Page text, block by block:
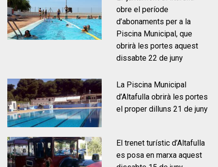
Portal del treballador
Empleats públics
Gestió econòmica
Ordenances fiscals
Normativa
Llar d'infants Francesc Blanch
Llar d'infants Hort de Pau
Proximitat
Habitatge
Esports
Participació
Comunitat energètica
Notícies
obre el període
d’abonaments per a la
Piscina Municipal, que
obrirà les portes aquest
dissabte 22 de juny
La Piscina Municipal
d’Altafulla obrirà les portes
el proper dilluns 21 de juny
El trenet turístic d’Altafulla
es posa en marxa aquest